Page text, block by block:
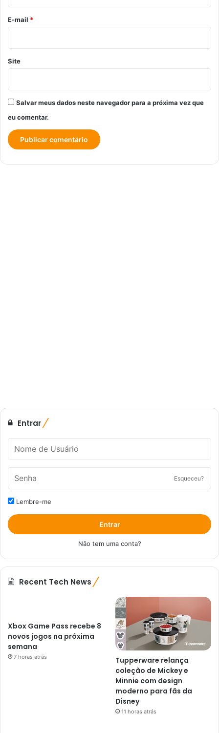
o
*
E-mail *
Site
Salvar meus dados neste navegador para a próxima vez que
eu comentar.
Entrar
Esqueceu?
Lembre-me
Entrar
Não tem uma conta?
Recent Tech News
Xbox Game Pass recebe 8
novos jogos na próxima
semana
7 horas atrás
Tupperware relança
coleção de Mickey e
Minnie com design
moderno para fãs da
Disney
11 horas atrás